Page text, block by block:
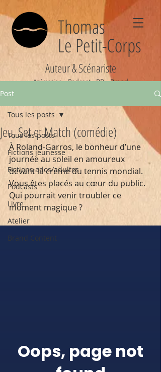
Thomas
Le Petit-Corps
Auteur & Scénariste
Animation - Podcast - BD - Brand
Post
Tous les posts
Fictions jeunesse
Fictions ados/adultes
Podcasts
Livre
Atelier
Brand Content
Tous les posts
Jeu, Set et Match (comédie)
À Roland-Garros, le bonheur d’une
journée au soleil en amoureux
devant la crème du tennis mondial.
Vous êtes placés au cœur du public.
Qui pourrait venir troubler ce
moment magique ?